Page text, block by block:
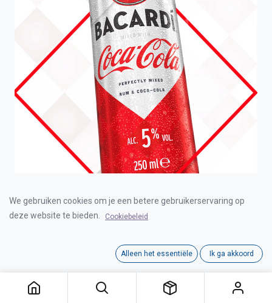
Interne referentie: D2603001
We gebruiken cookies om je een betere gebruikerservaring op
deze website te bieden.
Cookiebeleid
Alleen het essentiële Ik ga akkoord